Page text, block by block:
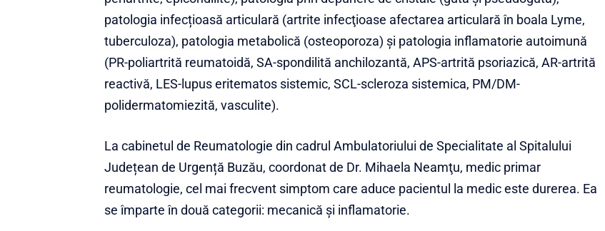
patologia infecțioasă articulară (artrite infecţioase afectarea articulară în boala Lyme,
tuberculoza), patologia metabolică (osteoporoza) și patologia inflamatorie autoimună
(PR-poliartrită reumatoidă, SA-spondilită anchilozantă, APS-artrită psoriazică, AR-artrită
reactivă, LES-lupus eritematos sistemic, SCL-scleroza sistemica, PM/DM-
polidermatomiezită, vasculite).
La cabinetul de Reumatologie din cadrul Ambulatoriului de Specialitate al Spitalului
Județean de Urgență Buzău, coordonat de Dr. Mihaela Neamţu, medic primar
reumatologie, cel mai frecvent simptom care aduce pacientul la medic este durerea. Ea
se împarte în două categorii: mecanică și inflamatorie.